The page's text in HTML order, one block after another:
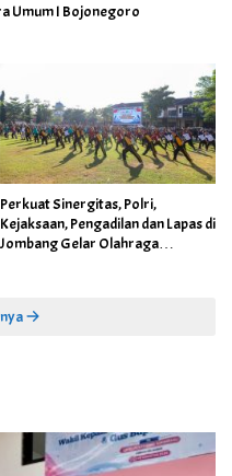
Umum I Bojonegoro
Perkuat Sinergitas, Polri,
Kejaksaan, Pengadilan dan Lapas di
Jombang Gelar Olahraga